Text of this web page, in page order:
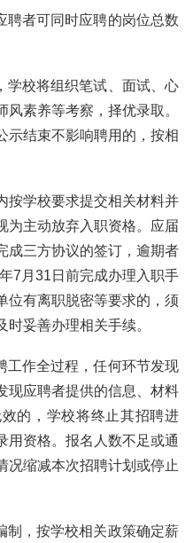
聘者可同时应聘的岗位总数
学校将组织笔试、面试、心
素养等考察，择优录取。
示结束不影响聘用的，按相
按学校要求提交相关材料并
为主动放弃入职资格。应届
成三方协议的签订，逾期者
7月31日前完成办理入职手
位有离职脱密等要求的，须
妥善办理相关手续。
工作全过程，任何环节发现
现应聘者提供的信息、材料
的，学校将终止其招聘进
用资格。报名人数不足或通
况缩减本次招聘计划或停止
制，按学校相关政策确定薪